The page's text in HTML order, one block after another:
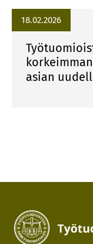
18.02.2026
asian